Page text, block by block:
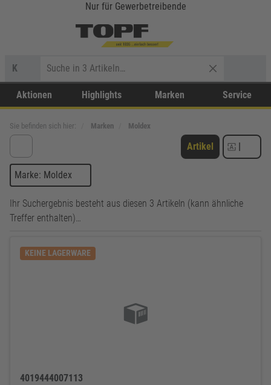
Nur für Gewerbetreibende
K
Aktionen Highlights Marken Service
Sie befinden sich hier: Marken Moldex
Artikel |
Marke: Moldex
Ihr Suchergebnis besteht aus diesen 3 Artikeln (kann ähnliche
Treffer enthalten)…
KEINE LAGERWARE
4019444007113